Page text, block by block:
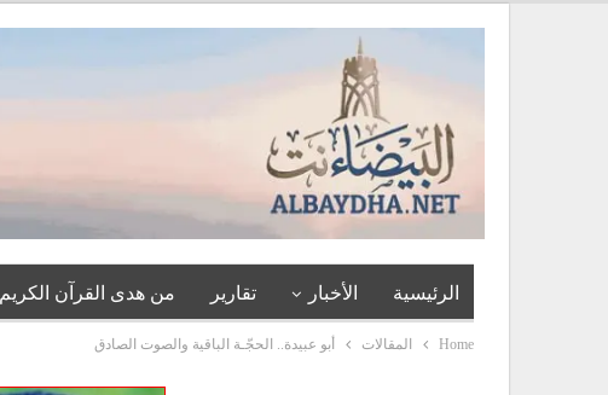
الرئيسية الأخبار تقارير من هدى القرآن الكريم
Home المقالات أبو عبيدة.. الحجّـة الباقية والصوت الصادق